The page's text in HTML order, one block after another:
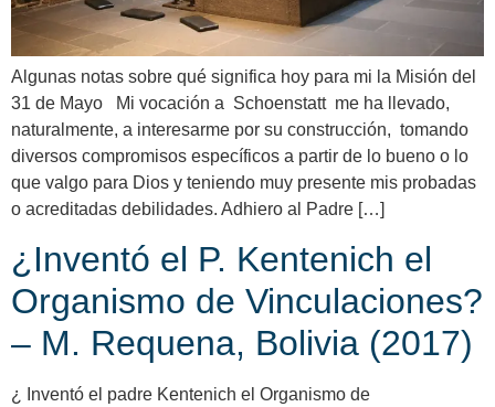
Algunas notas sobre qué significa hoy para mi la Misión del
31 de Mayo Mi vocación a Schoenstatt me ha llevado,
naturalmente, a interesarme por su construcción, tomando
diversos compromisos específicos a partir de lo bueno o lo
que valgo para Dios y teniendo muy presente mis probadas
o acreditadas debilidades. Adhiero al Padre […]
¿Inventó el P. Kentenich el
Organismo de Vinculaciones?
– M. Requena, Bolivia (2017)
¿ Inventó el padre Kentenich el Organismo de